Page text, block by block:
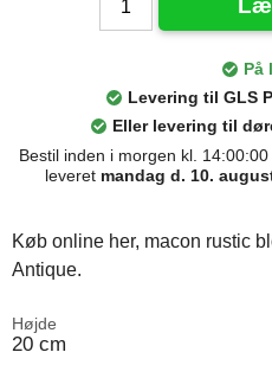
På
Levering til GLS
Eller levering til
Bestil inden i morgen kl.
leveret mandag d. 10.
Køb online her, macon rustic
Antique.
Højde
20 cm